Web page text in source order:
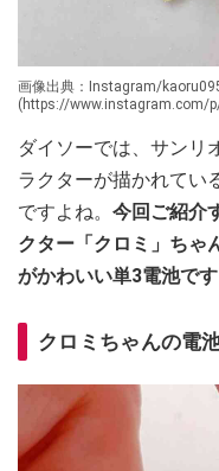
画像出典：Instagram/
(https://www.instagram.com/
ダイソーでは、サンリ
ラクターが描かれてい
ですよね。 今回ご紹介
クター「クロミ」ちゃ
がかわいい単3電池です
クロミちゃんの電